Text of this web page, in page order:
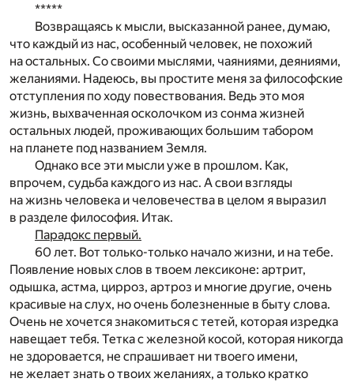
*****
Возвращаясь к мысли, высказанной ранее, думаю,
что каждый из нас, особенный человек, не похожий
на остальных. Со своими мыслями, чаяниями, деяниями,
желаниями. Надеюсь, вы простите меня за философские
отступления по ходу повествования. Ведь это моя
жизнь, выхваченная осколочком из сонма жизней
остальных людей, проживающих большим табором
на планете под названием Земля.
Однако все эти мысли уже в прошлом. Как,
впрочем, судьба каждого из нас. А свои взгляды
на жизнь человека и человечества в целом я выразил
в разделе философия. Итак.
Парадокс первый.
60 лет. Вот только-только начало жизни, и на тебе.
Появление новых слов в твоем лексиконе: артрит,
одышка, астма, цирроз, артроз и многие другие, очень
красивые на слух, но очень болезненные в быту слова.
Очень не хочется знакомиться с тетей, которая изредка
навещает тебя. Тетка с железной косой, которая никогда
не здоровается, не спрашивает ни твоего имени,
не желает знать о твоих желаниях, а только кратко